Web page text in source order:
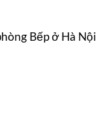
Bếp ở Hà Nội